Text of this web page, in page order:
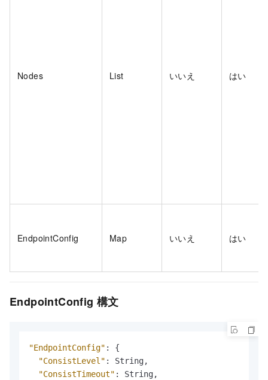
Nodes List いいえ はい
EndpointConfig Map いいえ はい
EndpointConfig 構文
"EndpointConfig" :
{
"ConsistLevel" : String,
"ConsistTimeout" : String,